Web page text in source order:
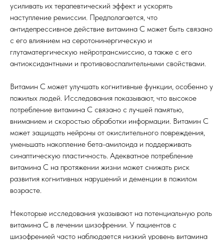
усиливать их терапевтический эффект и ускорять
наступление ремиссии. Предполагается, что
антидепрессивное действие витамина С может быть связано
с его влиянием на серотонинергическую и
глутаматергическую нейротрансмиссию, а также с его
антиоксидантными и противовоспалительными свойствами.
Витамин С может улучшать когнитивные функции, особенно у
пожилых людей. Исследования показывают, что высокое
потребление витамина С связано с лучшей памятью,
вниманием и скоростью обработки информации. Витамин С
может защищать нейроны от окислительного повреждения,
уменьшать накопление бета-амилоида и поддерживать
синаптическую пластичность. Адекватное потребление
витамина С на протяжении жизни может снижать риск
развития когнитивных нарушений и деменции в пожилом
возрасте.
Некоторые исследования указывают на потенциальную роль
витамина С в лечении шизофрении. У пациентов с
шизофренией часто наблюдается низкий уровень витамина